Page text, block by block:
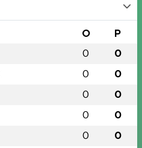
O P
0 0
0 0
0 0
0 0
0 0